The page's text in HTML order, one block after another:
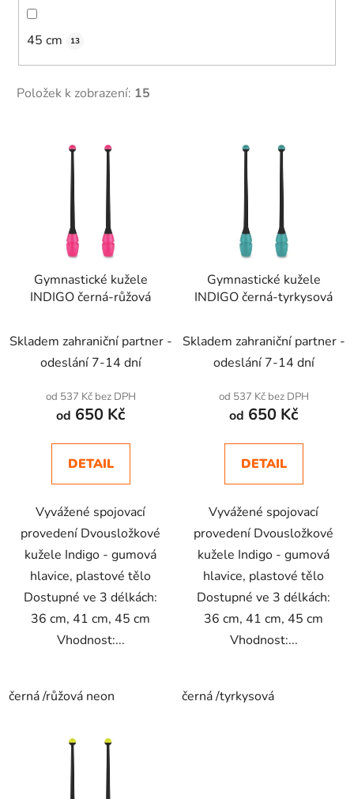
45 cm 13
Položek k zobrazení: 15
k
Gymnastické kužele
INDIGO černá-růžová
Skladem zahraniční partner -
odeslání 7-14 dní
od 537 Kč bez DPH
od 650 Kč
DETAIL
Vyvážené spojovací
provedení Dvousložkové
kužele Indigo - gumová
hlavice, plastové tělo
Dostupné ve 3 délkách:
36 cm, 41 cm, 45 cm
Vhodnost:...
černá /růžová neon
Gymnastické kužele
INDIGO černá-tyrkysová
Skladem zahraniční partner -
odeslání 7-14 dní
od 537 Kč bez DPH
od 650 Kč
DETAIL
Vyvážené spojovací
provedení Dvousložkové
kužele Indigo - gumová
hlavice, plastové tělo
Dostupné ve 3 délkách:
36 cm, 41 cm, 45 cm
Vhodnost:...
černá /tyrkysová